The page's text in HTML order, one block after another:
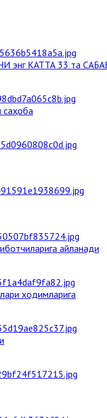
КАТТА 33 та
саҳоба
айланади
ходимларига